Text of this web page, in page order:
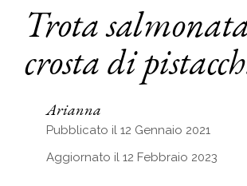
Trota
crosta di
Arianna
Pubblicato il 12 Gennaio 2021
Aggiornato il 12 Febbraio 2023